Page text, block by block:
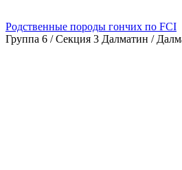
Родственные породы гончих по FCI
Группа 6 / Секция 3 Далматин /